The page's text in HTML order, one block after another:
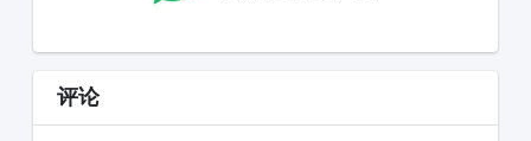
评论